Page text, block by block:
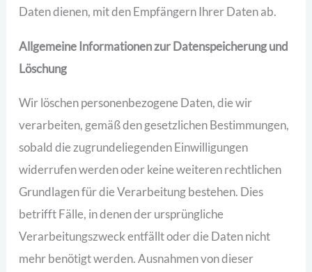
Daten dienen, mit den Empfängern Ihrer Daten ab.
Allgemeine Informationen zur Datenspeicherung und
Löschung
Wir löschen personenbezogene Daten, die wir
verarbeiten, gemäß den gesetzlichen Bestimmungen,
sobald die zugrundeliegenden Einwilligungen
widerrufen werden oder keine weiteren rechtlichen
Grundlagen für die Verarbeitung bestehen. Dies
betrifft Fälle, in denen der ursprüngliche
Verarbeitungszweck entfällt oder die Daten nicht
mehr benötigt werden. Ausnahmen von dieser